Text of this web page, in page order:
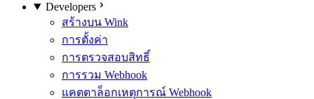
Developers
สร้างบน Wink
การตั้งค่า
การตรวจสอบสิทธิ์
การรวม Webhook
แคตตาล็อกเหตุการณ์ Webhook